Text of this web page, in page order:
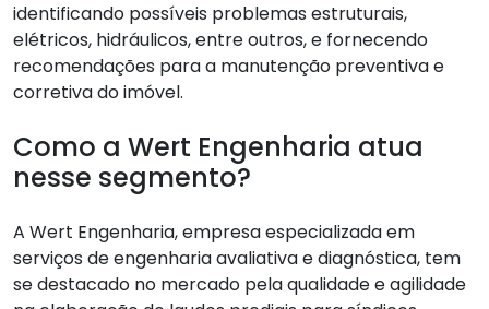
identificando possíveis problemas estruturais,
elétricos, hidráulicos, entre outros, e fornecendo
recomendações para a manutenção preventiva e
corretiva do imóvel.
Como a Wert Engenharia atua
nesse segmento?
A Wert Engenharia, empresa especializada em
serviços de engenharia avaliativa e diagnóstica, tem
se destacado no mercado pela qualidade e agilidade